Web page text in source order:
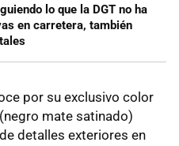
lo que la DGT no ha
en carretera, también
por su exclusivo color
mate satinado)
detalles exteriores en